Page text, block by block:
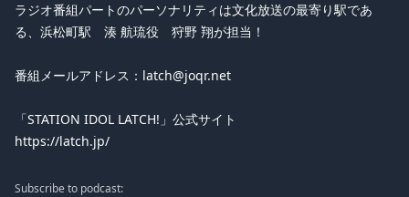
ラジオ番組パートのパーソナリティは文化放送の最寄り駅であ
る、浜松町駅 湊 航琉役 狩野 翔が担当！
番組メールアドレス：latch@joqr.net
「STATION IDOL LATCH!」公式サイト
https://latch.jp/
Subscribe to podcast: